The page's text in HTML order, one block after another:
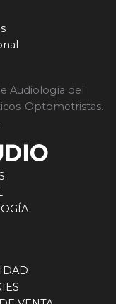
Audiología del
Optometristas.